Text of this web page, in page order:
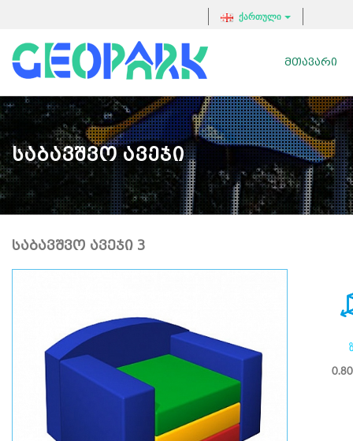
ქართული
ᲛᲗᲐᲕᲐᲠᲘ
Საბავშვო Ავეჯი
ᲡᲐᲑᲐᲕᲨᲕᲝ ᲐᲕᲔᲯᲘ 3